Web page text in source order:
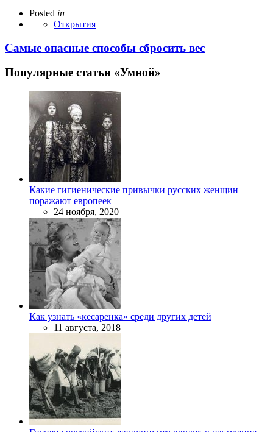
Posted in
Открытия
Cамые опасные способы сбросить вес
Популярные статьи «Умной»
Какие гигиенические привычки русских женщин
поражают европеек
24 ноября, 2020
Как узнать «кесаренка» среди других детей
11 августа, 2018